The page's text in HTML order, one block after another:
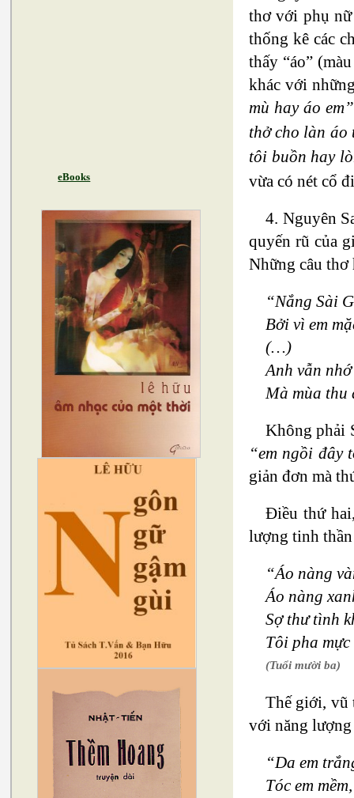
eBooks
thơ với phụ nữ
thống kê các
thấy “áo”
khác với
mù hay áo
thở cho làn
tôi buồn hay
vừa có nét cổ
4. Nguyên
quyến rũ của
Những câu
“Nắng Sài
Bởi vì em
(…)
Anh vẫn
Mà mùa
Không phải
“em ngồi đây
giản đơn mà
Điều thứ
lượng tinh
“Áo nàng
Áo nàng
Sợ thư tình
Tôi pha
(Tuổi mười ba)
Thế giới, vũ
với năng
“Da em
Tóc em